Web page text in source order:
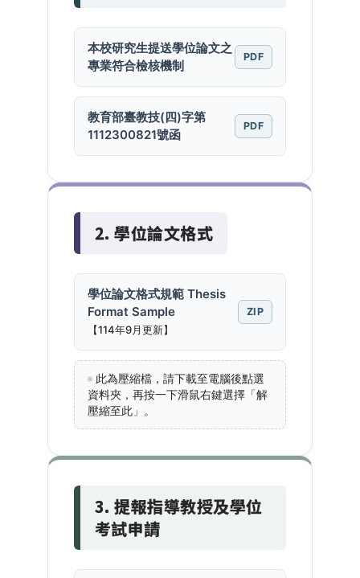
本校研究生提送學位論文之
專業符合檢核機制
PDF
教育部臺教技(四)字第
1112300821號函
PDF
2. 學位論文格式
學位論文格式規範 Thesis
Format Sample
【114年9月更新】
ZIP
※ 此為壓縮檔，請下載至電腦後點選
資料夾，再按一下滑鼠右鍵選擇「解
壓縮至此」。
3. 提報指導教授及學位
考試申請